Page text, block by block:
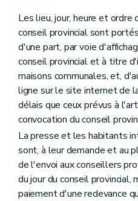
Les lieu, jour, heure et ordre
conseil provincial sont
d'une part, par voie
conseil provincial et à titre
maisons communales, et,
ligne sur le site internet de
délais que ceux prévus à
convocation du conseil
La presse et les habitants
sont, à leur demande et au
de l'envoi aux conseillers
du jour du conseil
paiement d'une redevance